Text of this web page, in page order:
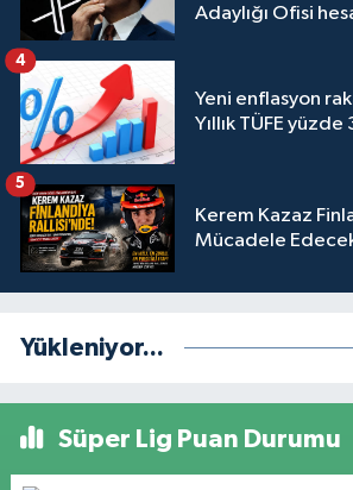
Adaylığı Ofisi
Yeni enflasyon
Yıllık TÜFE
4
Kerem Kazaz
Mücadele
5
Yükleniyor...
Süper Lig Puan Durumu